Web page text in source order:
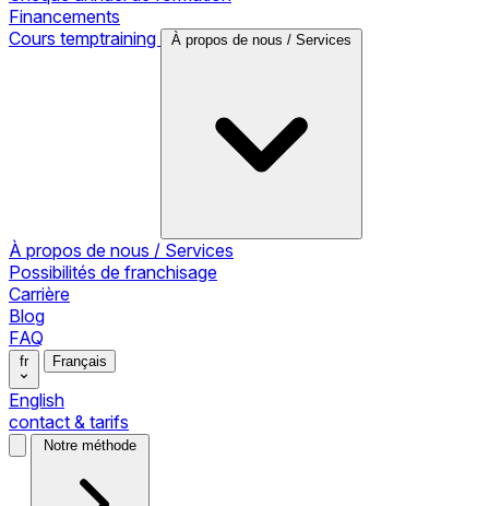
Financements
Cours temptraining
À propos de nous / Services
À propos de nous / Services
Possibilités de franchisage
Carrière
Blog
FAQ
fr Français
English
contact & tarifs
Notre méthode